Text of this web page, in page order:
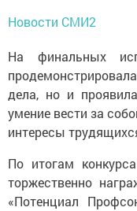
Новости СМИ2
На финальных
дела, но и
умение вести за
интересы
По итогам
торжественно
«Потенциал